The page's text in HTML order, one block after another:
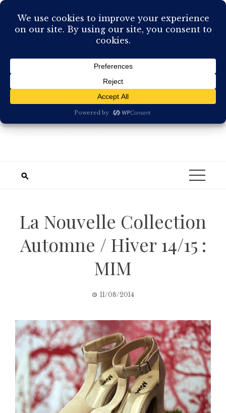
Skip
content
La Nouvelle Collection
Automne / Hiver 14/15 :
MIM
11/08/2014